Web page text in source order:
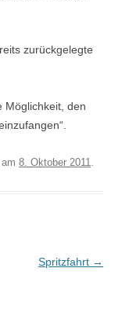
zurückgelegte
Möglichkeit, den
8. Oktober 2011.
Spritzfahrt →